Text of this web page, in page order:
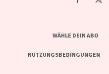
WÄHLE DEIN ABO
NUTZUNGSBEDINGUNGEN